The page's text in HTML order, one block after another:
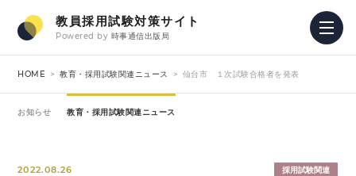
教員採用試験対策サイト
Powered by 時事通信出版局
HOME 教育・採用試験関連ニュース 仙台市 １次試験合格者を発表
お知らせ 教育・採用試験関連ニュース
2022.08.26 採用試験関連